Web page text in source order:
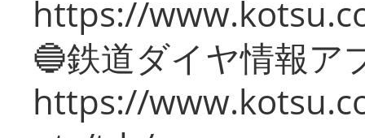
https://
🔵鉄道ダイヤ情報ア
https://